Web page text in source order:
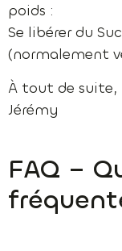
poids :
Se libérer du
(normalement
À tout de suite,
Jérémy
FAQ –